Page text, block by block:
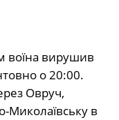
воїна вирушив
о 20:00.
Овруч,
Миколаївську в